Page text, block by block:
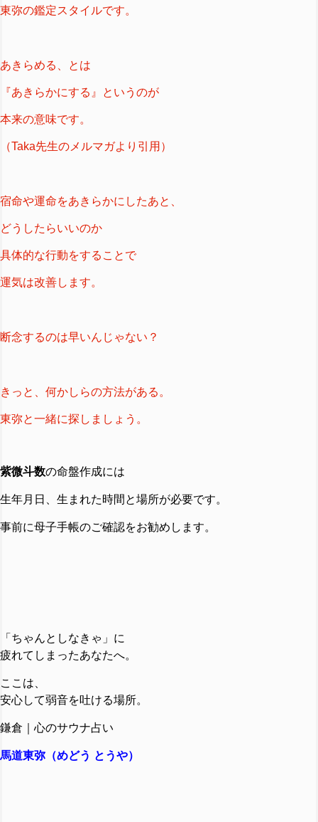
東弥の鑑定スタイルです。
あきらめる、とは
『あきらかにする』というのが
本来の意味です。
（Taka先生のメルマガより引用）
宿命や運命をあきらかにしたあと、
どうしたらいいのか
具体的な行動をすることで
運気は改善します。
断念するのは早いんじゃない？
きっと、何かしらの方法がある。
東弥と一緒に探しましょう。
紫微斗数の命盤作成には
生年月日、生まれた時間と場所が必要です。
事前に母子手帳のご確認をお勧めします。
「ちゃんとしなきゃ」に
疲れてしまったあなたへ。
ここは、
安心して弱音を吐ける場所。
鎌倉｜心のサウナ占い
馬道東弥（めどう とうや）